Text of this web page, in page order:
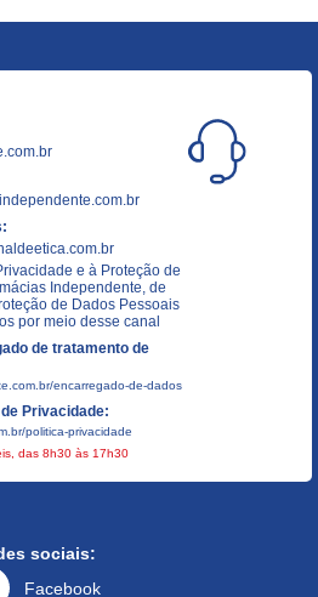
e à Proteção de
Independente, de
de Dados Pessoais
por meio desse canal
de tratamento de
encarregado-de-dados
Privacidade:
politica-privacidade
das 8h30 às 17h30
sociais:
Facebook